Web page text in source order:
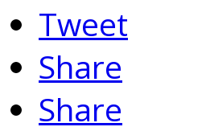
Tweet
Share
Share